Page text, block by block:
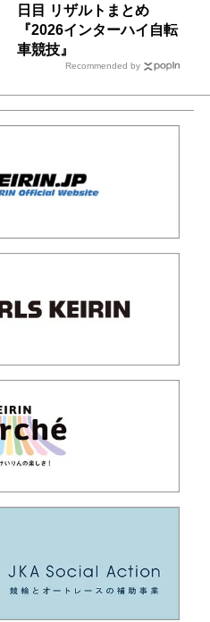
日目 リザルトまとめ
『2026インターハイ自転
車競技』
Recommended by